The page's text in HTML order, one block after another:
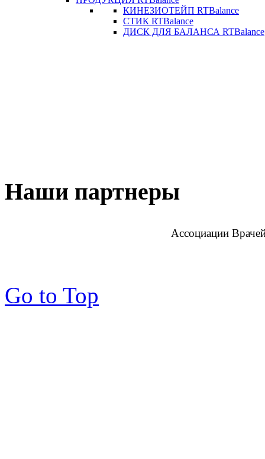
КИНЕЗИОТЕЙП RTBalance
СТИК RTBalance
ДИСК ДЛЯ БАЛАНСА RTBalance
Наши партнеры
Ассоциации
Go to Top